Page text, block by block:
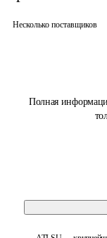
Полная
Несколько поставщиков